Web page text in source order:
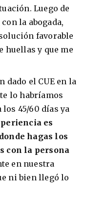
Luego de
la abogada,
favorable
huellas y que me
dado el CUE en la
lo habríamos
45/60 días ya
es
hagas los
con la persona
en nuestra
ni bien llegó lo